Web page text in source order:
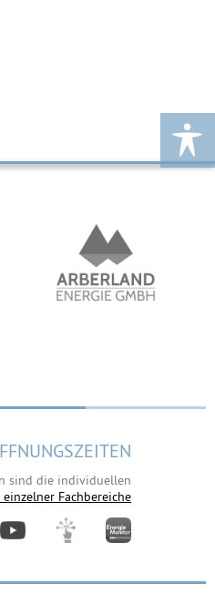
sind die individuellen
Fachbereiche